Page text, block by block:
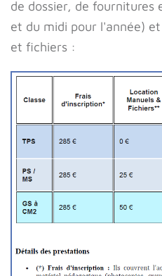
de dossier, de fournitures
et du midi pour l'année)
et fichiers :